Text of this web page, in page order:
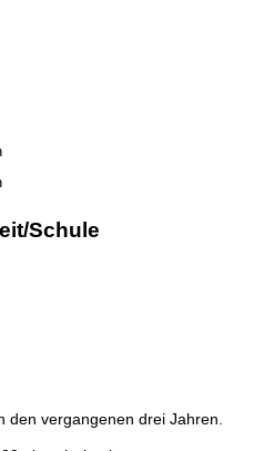
Schule
vergangenen drei Jahren.